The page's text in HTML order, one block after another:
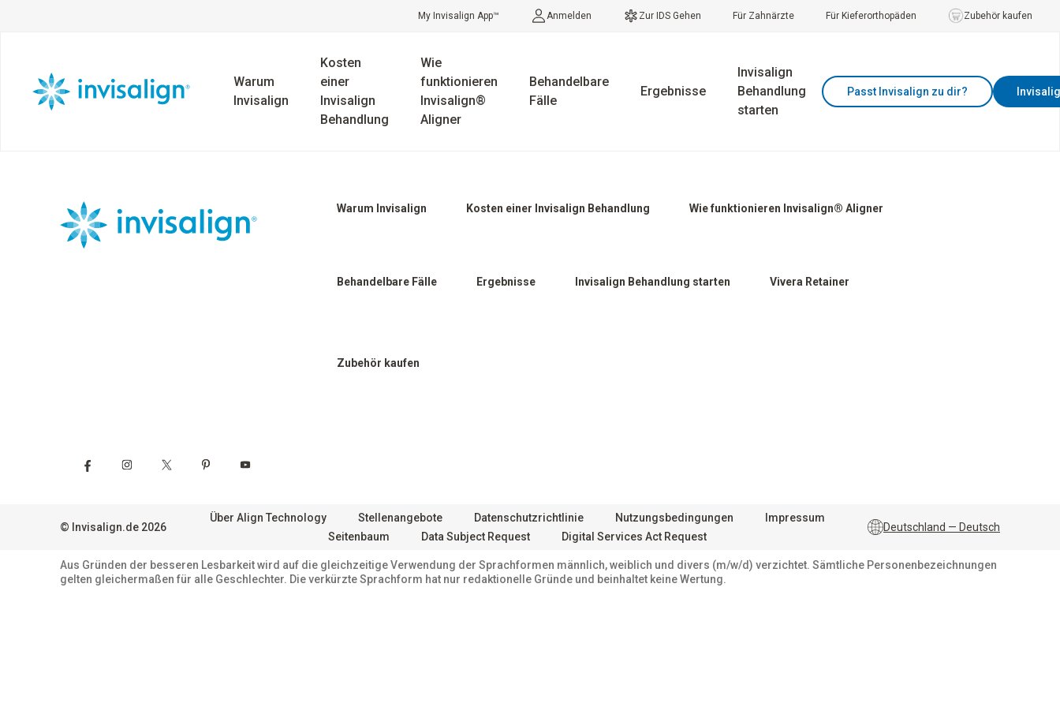
My Invisalign App™ Anmelden Zur IDS Gehen Für Zahnärzte Für Kieferorthopäden Zubehör kaufen
Warum
Invisalign
Kosten
einer
Invisalign
Behandlung
Wie
funktionieren
Invisalign®
Aligner
Behandelbare
Fälle
Ergebnisse
Invisalign
Behandlung
starten
Passt Invisalign zu dir?
Warum Invisalign Kosten einer Invisalign Behandlung Wie funktionieren Invisalign® Aligner
Behandelbare Fälle Ergebnisse Invisalign Behandlung starten Vivera Retainer
Zubehör kaufen
© Invisalign.de 2026
Über Align Technology Stellenangebote Datenschutzrichtlinie Nutzungsbedingungen
Impressum
Seitenbaum
Data Subject Request Digital Services Act Request
Deutschland — Deutsch
Aus Gründen der besseren Lesbarkeit wird auf die gleichzeitige Verwendung der Sprachformen männlich, weiblich und divers (m/w/d) verzichtet. Sämtliche Personenbezeichnungen
gelten gleichermaßen für alle Geschlechter. Die verkürzte Sprachform hat nur redaktionelle Gründe und beinhaltet keine Wertung.